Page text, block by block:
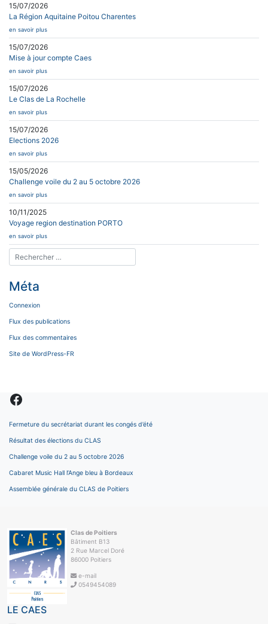
15/07/2026
La Région Aquitaine Poitou Charentes
en savoir plus
15/07/2026
Mise à jour compte Caes
en savoir plus
15/07/2026
Le Clas de La Rochelle
en savoir plus
15/07/2026
Elections 2026
en savoir plus
15/05/2026
Challenge voile du 2 au 5 octobre 2026
en savoir plus
10/11/2025
Voyage region destination PORTO
en savoir plus
Méta
Connexion
Flux des publications
Flux des commentaires
Site de WordPress-FR
Facebook
Fermeture du secrétariat durant les congés d’été
Résultat des élections du CLAS
Challenge voile du 2 au 5 octobre 2026
Cabaret Music Hall l’Ange bleu à Bordeaux
Assemblée générale du CLAS de Poitiers
Clas de Poitiers
Bâtiment B13
2 Rue Marcel Doré
86000 Poitiers
e-mail
0549454089
LE CAES